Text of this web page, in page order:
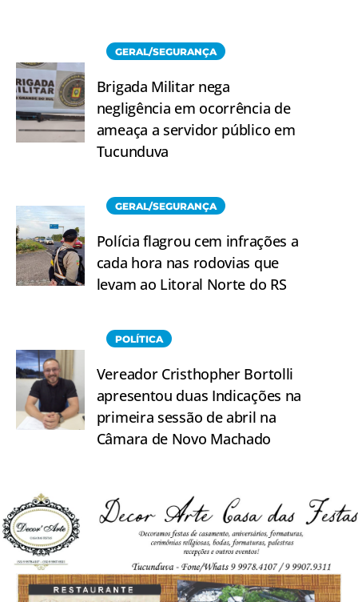
GERAL/SEGURANÇA
Brigada Militar nega
negligência em ocorrência de
ameaça a servidor público em
Tucunduva
GERAL/SEGURANÇA
Polícia flagrou cem infrações a
cada hora nas rodovias que
levam ao Litoral Norte do RS
POLÍTICA
Vereador Cristhopher Bortolli
apresentou duas Indicações na
primeira sessão de abril na
Câmara de Novo Machado